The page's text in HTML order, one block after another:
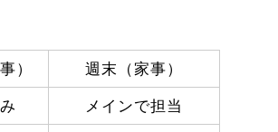
） 週末（家事）
メインで担当